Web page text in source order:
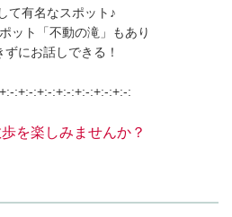
て有名なスポット♪
ット「不動の滝」もあり
にお話しできる！
:+:-:+:-:+:-:+:-:+:-:+:-:
を楽しみませんか？